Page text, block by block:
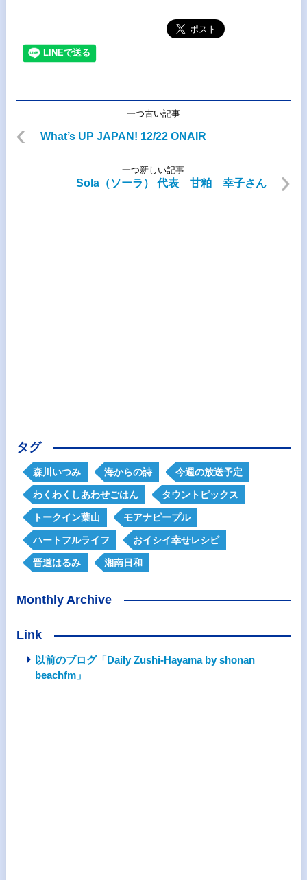
一つ古い記事
What’s UP JAPAN! 12/22 ONAIR
一つ新しい記事
Sola（ソーラ） 代表 甘粕 幸子さん
タグ
森川いつみ 海からの詩 今週の放送予定
わくわくしあわせごはん タウントピックス
トークイン葉山 モアナピープル
ハートフルライフ おイシイ幸せレシピ
晋道はるみ 湘南日和
Monthly Archive
Link
以前のブログ「Daily Zushi-Hayama by shonan
beachfm」